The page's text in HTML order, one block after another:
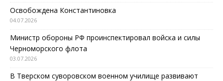
Освобождена Константиновка
04.07.2026
Министр обороны РФ проинспектировал войска и силы
Черноморского флота
03.07.2026
В Тверском суворовском военном училище развивают